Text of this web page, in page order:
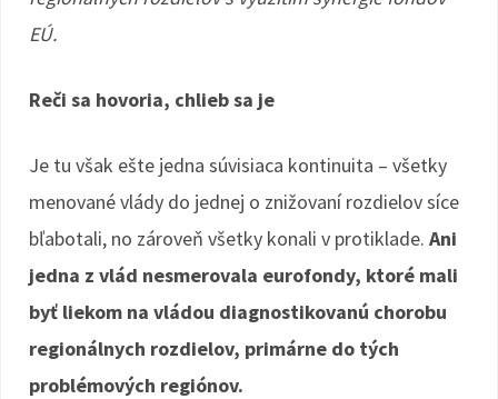
EÚ.
Reči sa hovoria, chlieb sa je
Je tu však ešte jedna súvisiaca kontinuita – všetky
menované vlády do jednej o znižovaní rozdielov síce
bľabotali, no zároveň všetky konali v protiklade. Ani
jedna z vlád nesmerovala eurofondy, ktoré mali
byť liekom na vládou diagnostikovanú chorobu
regionálnych rozdielov, primárne do tých
problémových regiónov.